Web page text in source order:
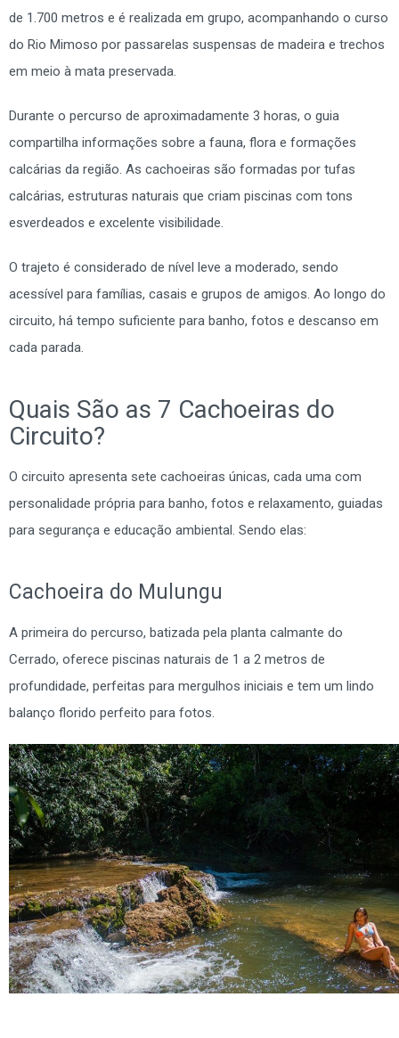
de 1.700 metros e é realizada em grupo, acompanhando o curso
do Rio Mimoso por passarelas suspensas de madeira e trechos
em meio à mata preservada.
Durante o percurso de aproximadamente 3 horas, o guia
compartilha informações sobre a fauna, flora e formações
calcárias da região. As cachoeiras são formadas por tufas
calcárias, estruturas naturais que criam piscinas com tons
esverdeados e excelente visibilidade.
O trajeto é considerado de nível leve a moderado, sendo
acessível para famílias, casais e grupos de amigos. Ao longo do
circuito, há tempo suficiente para banho, fotos e descanso em
cada parada.
Quais São as 7 Cachoeiras do
Circuito?
O circuito apresenta sete cachoeiras únicas, cada uma com
personalidade própria para banho, fotos e relaxamento, guiadas
para segurança e educação ambiental. Sendo elas:
Cachoeira do Mulungu
A primeira do percurso, batizada pela planta calmante do
Cerrado, oferece piscinas naturais de 1 a 2 metros de
profundidade, perfeitas para mergulhos iniciais e tem um lindo
balanço florido perfeito para fotos.